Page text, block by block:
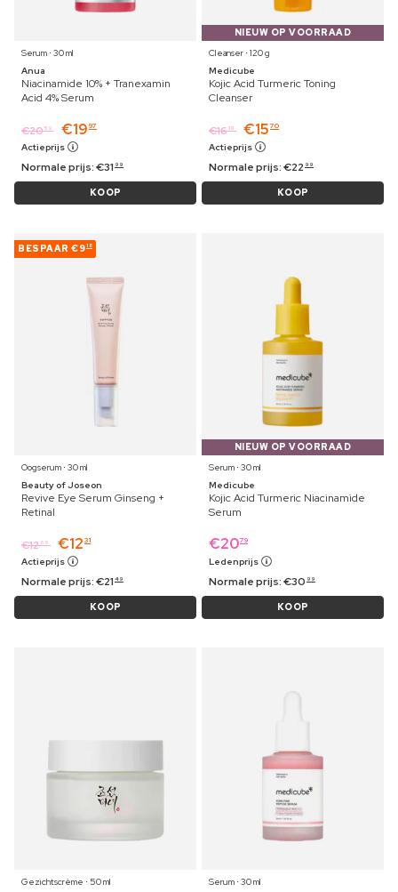
Serum ⋅ 30 ml
Anua
Niacinamide 10% + Tranexamin
Acid 4% Serum
€2059 €19 97
Actieprijs
Normale prijs:€31 99
KOOP
NIEUW OP VOORRAAD
Cleanser ⋅ 120 g
Medicube
Kojic Acid Turmeric Toning
Cleanser
€1619 €15 70
Actieprijs
Normale prijs:€22 99
KOOP
BESPAAR €918
Oogserum ⋅ 30 ml
Beauty of Joseon
Revive Eye Serum Ginseng +
Retinal
€12 69 €12 31
Actieprijs
Normale prijs:€21 49
KOOP
NIEUW OP VOORRAAD
Serum ⋅ 30 ml
Medicube
Kojic Acid Turmeric Niacinamide
Serum
€2079
Ledenprijs
Normale prijs:€30 99
KOOP
Gezichtscrème ⋅ 50 ml
Serum ⋅ 30 ml